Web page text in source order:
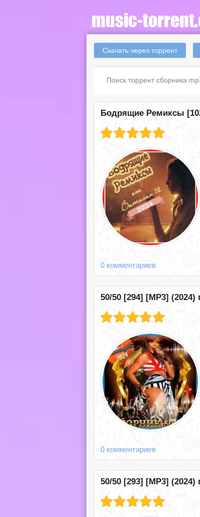
Скачать через торрент
Бодрящие Ремиксы
0 комментариев
50/50 [294] [MP3] (2024)
0 комментариев
50/50 [293] [MP3] (2024)